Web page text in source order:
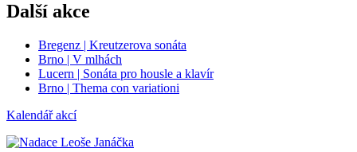
Další akce
Bregenz | Kreutzerova sonáta
Brno | V mlhách
Lucern | Sonáta pro housle a klavír
Brno | Thema con variationi
Kalendář akcí